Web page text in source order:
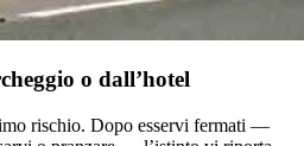
o dall’hotel
rischio. Dopo esservi fermati —